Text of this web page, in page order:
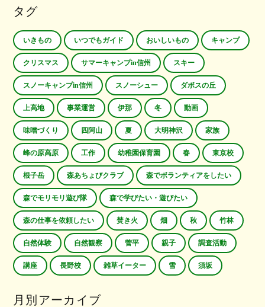
タグ
いきもの いつでもガイド おいしいもの キャンプ
クリスマス サマーキャンプin信州 スキー
スノーキャンプin信州 スノーシュー ダボスの丘
上高地 事業運営 伊那 冬 動画
味噌づくり 四阿山 夏 大明神沢 家族
峰の原高原 工作 幼稚園保育園 春 東京校
根子岳 森あちょびクラブ 森でボランティアをしたい
森でモリモリ遊び隊 森で学びたい・遊びたい
森の仕事を依頼したい 焚き火 畑 秋 竹林
自然体験 自然観察 菅平 親子 調査活動
講座 長野校 雑草イーター 雪 須坂
月別アーカイブ